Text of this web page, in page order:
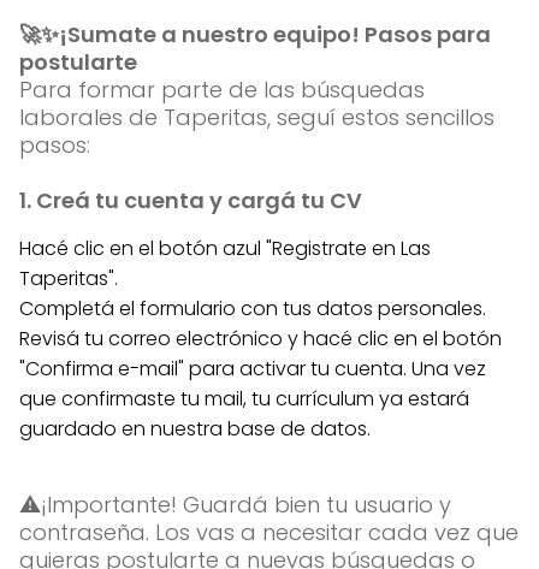
🚀✨¡Sumate a nuestro equipo! Pasos para
postularte
Para formar parte de las búsquedas
laborales de Taperitas, seguí estos sencillos
pasos:
1. Creá tu cuenta y cargá tu CV
Hacé clic en el botón azul "Registrate en Las
Taperitas".
Completá el formulario con tus datos personales.
Revisá tu correo electrónico y hacé clic en el botón
"Confirma e-mail" para activar tu cuenta. Una vez
que confirmaste tu mail, tu currículum ya estará
guardado en nuestra base de datos.
⚠️¡Importante! Guardá bien tu usuario y
contraseña. Los vas a necesitar cada vez que
quieras postularte a nuevas búsquedas o